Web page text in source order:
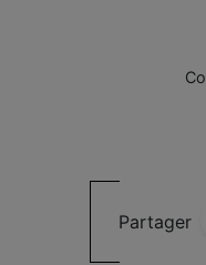
Partager